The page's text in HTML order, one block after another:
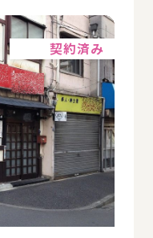
契約済み